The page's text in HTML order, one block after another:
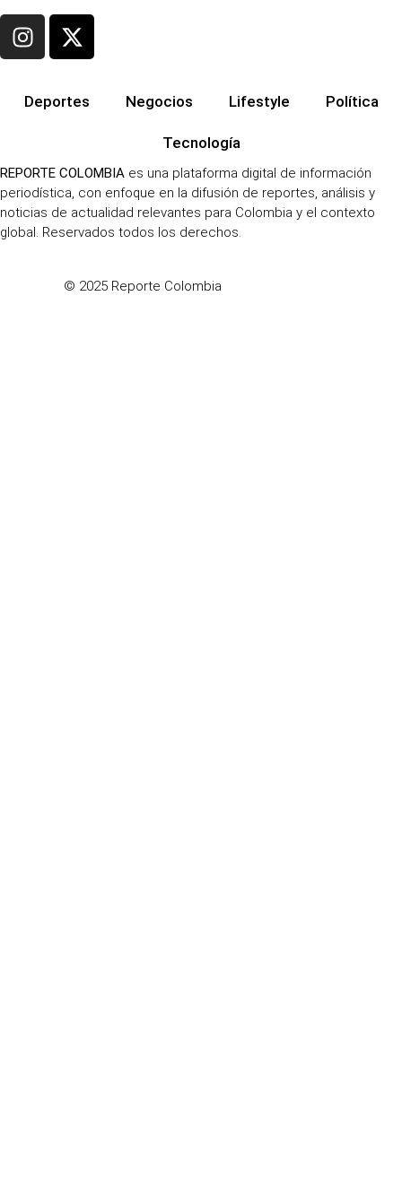
Deportes Negocios Lifestyle Política
Tecnología
REPORTE COLOMBIA es una plataforma digital de información
periodística, con enfoque en la difusión de reportes, análisis y
noticias de actualidad relevantes para Colombia y el contexto
global. Reservados todos los derechos.
© 2025 Reporte Colombia